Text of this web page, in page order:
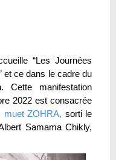
“Les Journées
et ce dans le cadre du
Cette manifestation
2022 est consacrée
muet ZOHRA, sorti le
Samama Chikly,